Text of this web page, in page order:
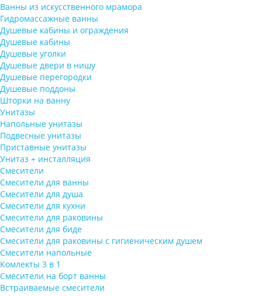
Ванны из искусственного мрамора
Гидромассажные ванны
Душевые кабины и ограждения
Душевые кабины
Душевые уголки
Душевые двери в нишу
Душевые перегородки
Душевые поддоны
Шторки на ванну
Унитазы
Напольные унитазы
Подвесные унитазы
Приставные унитазы
Унитаз + инсталляция
Смесители
Смесители для ванны
Смесители для душа
Смесители для кухни
Смесители для раковины
Смесители для биде
Смесители для раковины с гигиеническим душем
Смесители напольные
Комлекты 3 в 1
Смесители на борт ванны
Встраиваемые смесители